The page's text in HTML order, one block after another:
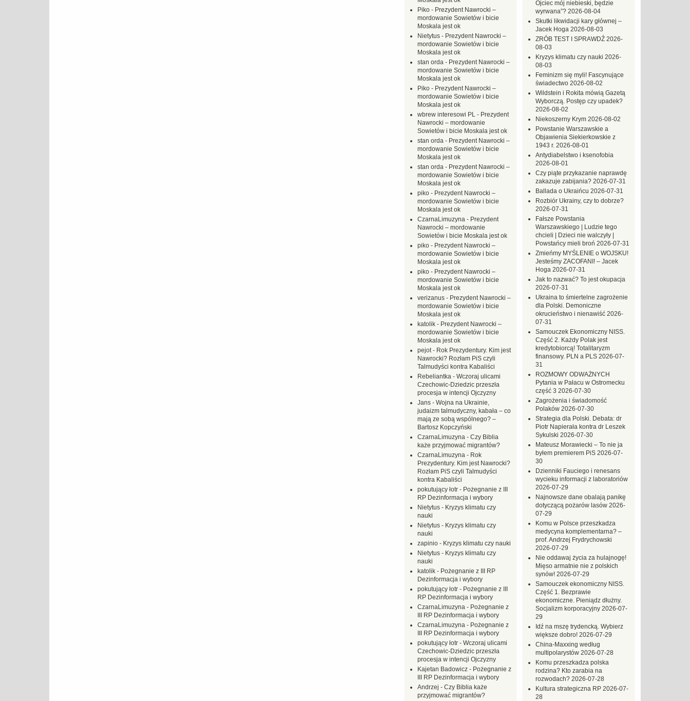
Ojciec mój niebieski, będzie
wyrwana”? 2026-08-04
Skutki likwidacji kary głównej –
Jacek Hoga 2026-08-03
ZRÓB TEST I SPRAWDŹ 2026-
08-03
Kryzys klimatu czy nauki 2026-
08-03
Feminizm się myli! Fascynujące
świadectwo 2026-08-02
Wildstein i Rokita mówią Gazetą
Wyborczą. Postęp czy upadek?
2026-08-02
Niekoszerny Krym 2026-08-02
Powstanie Warszawskie a
Objawienia Siekierkowskie z
1943 r. 2026-08-01
Antydiabelstwo i ksenofobia
2026-08-01
Czy piąte przykazanie naprawdę
zakazuje zabijania? 2026-07-31
Ballada o Ukraińcu 2026-07-31
Rozbiór Ukrainy, czy to dobrze?
2026-07-31
Fałsze Powstania
Warszawskiego | Ludzie tego
chcieli | Dzieci nie walczyły |
Powstańcy mieli broń 2026-07-31
Zmieńmy MYŚLENIE o WOJSKU!
Jesteśmy ZACOFANI! – Jacek
Hoga 2026-07-31
Jak to nazwać? To jest okupacja
2026-07-31
Ukraina to śmiertelne zagrożenie
dla Polski. Demoniczne
okrucieństwo i nienawiść 2026-
07-31
Samouczek Ekonomiczny NISS.
Część 2. Każdy Polak jest
kredytobiorcą! Totalitaryzm
finansowy. PLN a PLS 2026-07-
31
ROZMOWY ODWAŻNYCH
Pytania w Pałacu w Ostromecku
część 3 2026-07-30
Zagrożenia i świadomość
Polaków 2026-07-30
Strategia dla Polski. Debata: dr
Piotr Napierała kontra dr Leszek
Sykulski 2026-07-30
Mateusz Morawiecki – To nie ja
byłem premierem PiS 2026-07-
30
Dzienniki Fauciego i renesans
wycieku informacji z laboratoriów
2026-07-29
Najnowsze dane obalają panikę
dotyczącą pożarów lasów 2026-
07-29
Komu w Polsce przeszkadza
medycyna komplementarna? –
prof. Andrzej Frydrychowski
2026-07-29
Nie oddawaj życia za hulajnogę!
Mięso armatnie nie z polskich
synów! 2026-07-29
Samouczek ekonomiczny NISS.
Część 1. Bezprawie
ekonomiczne. Pieniądz dłużny.
Socjalizm korporacyjny 2026-07-
29
Idź na mszę trydencką. Wybierz
większe dobro! 2026-07-29
China-Maxxing według
multipolarystów 2026-07-28
Komu przeszkadza polska
rodzina? Kto zarabia na
rozwodach? 2026-07-28
Kultura strategiczna RP 2026-07-
28
Piko - Prezydent Nawrocki –
mordowanie Sowietów i bicie
Moskala jest ok
Nietytus - Prezydent Nawrocki –
mordowanie Sowietów i bicie
Moskala jest ok
stan orda - Prezydent Nawrocki –
mordowanie Sowietów i bicie
Moskala jest ok
Piko - Prezydent Nawrocki –
mordowanie Sowietów i bicie
Moskala jest ok
wbrew interesowi PL - Prezydent
Nawrocki – mordowanie
Sowietów i bicie Moskala jest ok
stan orda - Prezydent Nawrocki –
mordowanie Sowietów i bicie
Moskala jest ok
stan orda - Prezydent Nawrocki –
mordowanie Sowietów i bicie
Moskala jest ok
piko - Prezydent Nawrocki –
mordowanie Sowietów i bicie
Moskala jest ok
CzarnaLimuzyna - Prezydent
Nawrocki – mordowanie
Sowietów i bicie Moskala jest ok
piko - Prezydent Nawrocki –
mordowanie Sowietów i bicie
Moskala jest ok
piko - Prezydent Nawrocki –
mordowanie Sowietów i bicie
Moskala jest ok
verizanus - Prezydent Nawrocki –
mordowanie Sowietów i bicie
Moskala jest ok
katolik - Prezydent Nawrocki –
mordowanie Sowietów i bicie
Moskala jest ok
pejot- Rok Prezydentury. Kim jest
Nawrocki? Rozłam PiS czyli
Talmudyści kontra Kabaliści
Rebeliantka - Wczoraj ulicami
Czechowic-Dziedzic przeszła
procesja w intencji Ojczyzny
Jans - Wojna na Ukrainie,
judaizm talmudyczny, kabała – co
mają ze sobą wspólnego? –
Bartosz Kopczyński
CzarnaLimuzyna - Czy Biblia
każe przyjmować migrantów?
CzarnaLimuzyna - Rok
Prezydentury. Kim jest Nawrocki?
Rozłam PiS czyli Talmudyści
kontra Kabaliści
pokutujący łotr - Pożegnanie z III
RP Dezinformacja i wybory
Nietytus - Kryzys klimatu czy
nauki
Nietytus - Kryzys klimatu czy
nauki
zapinio - Kryzys klimatu czy nauki
Nietytus - Kryzys klimatu czy
nauki
katolik - Pożegnanie z III RP
Dezinformacja i wybory
pokutujący łotr - Pożegnanie z III
RP Dezinformacja i wybory
CzarnaLimuzyna - Pożegnanie z
III RP Dezinformacja i wybory
CzarnaLimuzyna - Pożegnanie z
III RP Dezinformacja i wybory
pokutujący łotr - Wczoraj ulicami
Czechowic-Dziedzic przeszła
procesja w intencji Ojczyzny
Kajetan Badowicz - Pożegnanie z
III RP Dezinformacja i wybory
Andrzej - Czy Biblia każe
przyjmować migrantów?